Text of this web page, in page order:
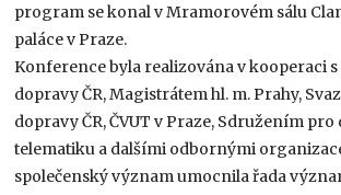
program se konal v Mramorovém sálu
paláce v Praze.
Konference byla realizována v kooperaci
dopravy ČR, Magistrátem hl. m. Prahy,
dopravy ČR, ČVUT v Praze, Sdružením
telematiku a dalšími odbornými
společenský význam umocnila řada